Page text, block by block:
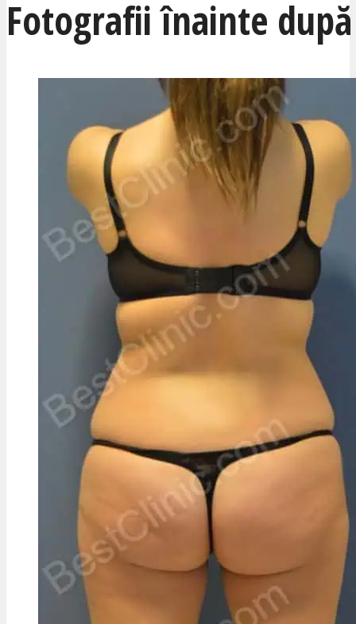
Fotografii înainte după